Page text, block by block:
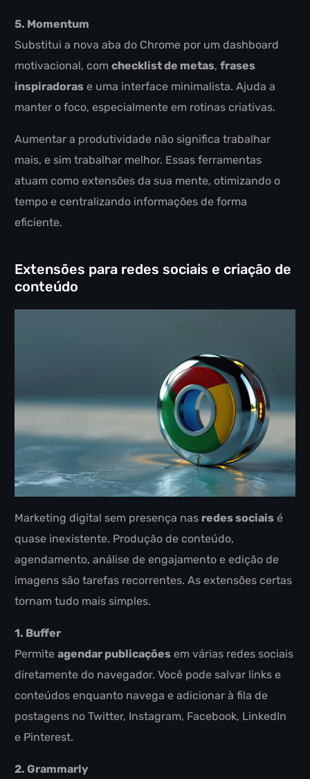
5. Momentum
Substitui a nova aba do Chrome por um dashboard
motivacional, comchecklist de metas,frases
inspiradoras e uma interface minimalista. Ajuda a
manter o foco, especialmente em rotinas criativas.
Aumentar a produtividade não significa trabalhar
mais, e sim trabalhar melhor. Essas ferramentas
atuam como extensões da sua mente, otimizando o
tempo e centralizando informações de forma
eficiente.
Extensões para redes sociais e criação de
conteúdo
Marketing digital sem presença nas redes sociais é
quase inexistente. Produção de conteúdo,
agendamento, análise de engajamento e edição de
imagens são tarefas recorrentes. As extensões certas
tornam tudo mais simples.
1. Buffer
Permiteagendar publicações em várias redes sociais
diretamente do navegador. Você pode salvar links e
conteúdos enquanto navega e adicionar à fila de
postagens no Twitter, Instagram, Facebook, LinkedIn
e Pinterest.
2. Grammarly